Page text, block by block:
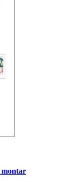
montar